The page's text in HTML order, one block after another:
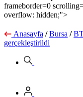
frameborder=0 scrolling="no" style=" width: 720px; height:400px;
overflow: hidden;">
Anasayfa / Bursa /
gerçekleştirildi